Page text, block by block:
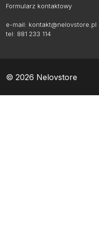
Formularz kontaktowy
e-mail: kontakt@nelovstore.pl
tel: 881 233 114
© 2026 Nelovstore